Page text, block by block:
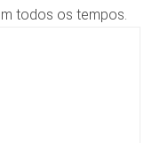
todos os tempos.